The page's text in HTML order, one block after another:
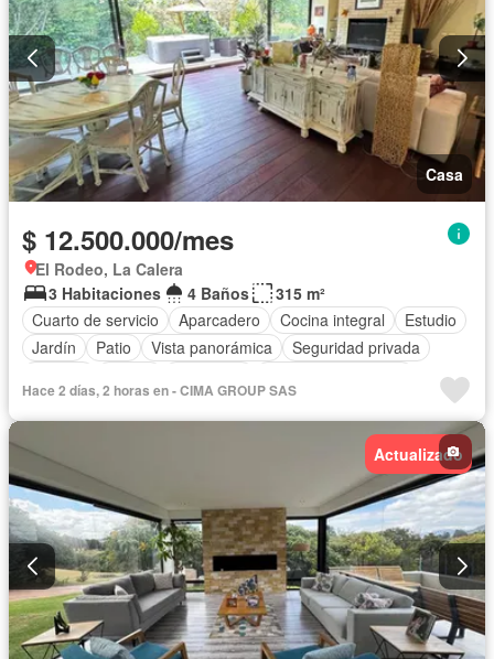
Casa
$ 12.500.000/mes
El Rodeo, La Calera
3 Habitaciones
4 Baños
315 m²
Cuarto de servicio
Aparcadero Cocina integral
Estudio
Jardín
Patio Vista panorámica
Seguridad privada
Hace 2 días, 2 horas en - CIMA GROUP SAS
Actualizado